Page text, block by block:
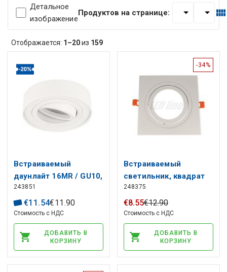
Детальное
изображение
Продуктов на странице:
Отображается: 1–20из 159
Встраиваемый
даунлайт 16MR / GU10,
круглый, ROLLO MIDI,
белый, LED line
243851
€11 .54€11 .90
Стоимость с НДС
ДОБАВИТЬ В
КОРЗИНУ
-34%
Встраиваемый
светильник, квадрат
AR111, алюминий,
регулируемый, белый,
LED line
248375
€8.55€12.90
Стоимость с НДС
ДОБАВИТЬ В
КОРЗИНУ